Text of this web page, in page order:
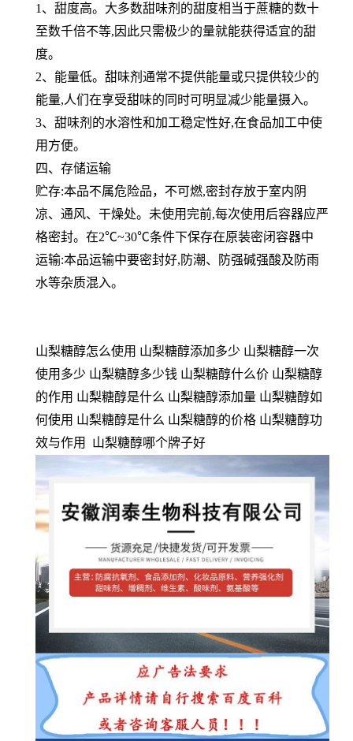
1、甜度高。大多数甜味剂的甜度相当于蔗糖的数十
至数千倍不等,因此只需极少的量就能获得适宜的甜
度。
2、能量低。甜味剂通常不提供能量或只提供较少的
能量,人们在享受甜味的同时可明显减少能量摄入。
3、甜味剂的水溶性和加工稳定性好,在食品加工中使
用方便。
四、存储运输
贮存:本品不属危险品，不可燃,密封存放于室内阴
凉、通风、干燥处。未使用完前,每次使用后容器应严
格密封。在2℃~30℃条件下保存在原装密闭容器中
运输:本品运输中要密封好,防潮、防强碱强酸及防雨
水等杂质混入。
山梨糖醇怎么使用 山梨糖醇添加多少 山梨糖醇一次
使用多少 山梨糖醇多少钱 山梨糖醇什么价 山梨糖醇
的作用 山梨糖醇是什么 山梨糖醇添加量 山梨糖醇如
何使用 山梨糖醇是什么 山梨糖醇的价格 山梨糖醇功
效与作用 山梨糖醇哪个牌子好